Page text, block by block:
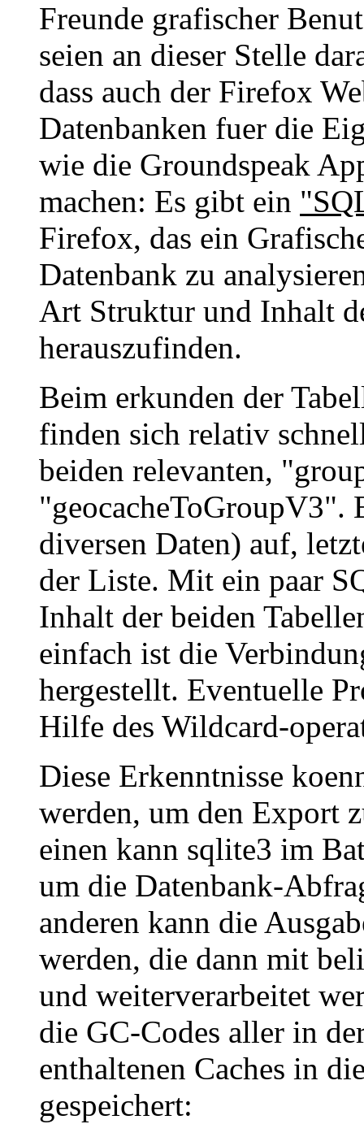
Freunde grafischer
seien an dieser Stelle
dass auch der Firefox
Datenbanken fuer die
wie die Groundspeak
machen: Es gibt ein
Firefox, das ein
Datenbank zu
Art Struktur und Inhalt
herauszufinden.
Beim erkunden der
finden sich relativ
beiden relevanten,
"geocacheToGroupV3".
diversen Daten) auf,
der Liste. Mit ein paar
Inhalt der beiden
einfach ist die
hergestellt. Eventuelle
Hilfe des Wildcard-
Diese Erkenntnisse
werden, um den Export
einen kann sqlite3 im
um die Datenbank-
anderen kann die
werden, die dann mit
und weiterverarbeitet
die GC-Codes aller in
enthaltenen Caches in
gespeichert: